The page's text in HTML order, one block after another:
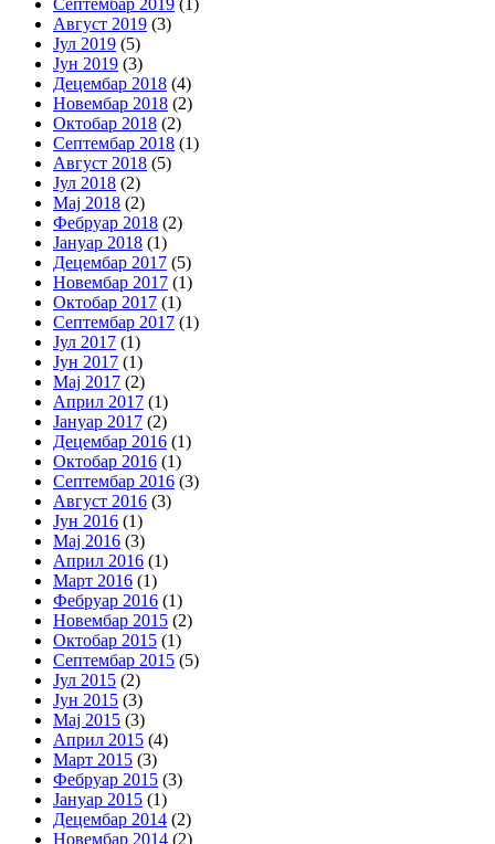
Септембар 2019 (1)
Август 2019 (3)
Јул 2019 (5)
Јун 2019 (3)
Децембар 2018 (4)
Новембар 2018 (2)
Октобар 2018 (2)
Септембар 2018 (1)
Август 2018 (5)
Јул 2018 (2)
Мај 2018 (2)
Фебруар 2018 (2)
Јануар 2018 (1)
Децембар 2017 (5)
Новембар 2017 (1)
Октобар 2017 (1)
Септембар 2017 (1)
Јул 2017 (1)
Јун 2017 (1)
Мај 2017 (2)
Април 2017 (1)
Јануар 2017 (2)
Децембар 2016 (1)
Октобар 2016 (1)
Септембар 2016 (3)
Август 2016 (3)
Јун 2016 (1)
Мај 2016 (3)
Април 2016 (1)
Март 2016 (1)
Фебруар 2016 (1)
Новембар 2015 (2)
Октобар 2015 (1)
Септембар 2015 (5)
Јул 2015 (2)
Јун 2015 (3)
Мај 2015 (3)
Април 2015 (4)
Март 2015 (3)
Фебруар 2015 (3)
Јануар 2015 (1)
Децембар 2014 (2)
Новембар 2014 (2)